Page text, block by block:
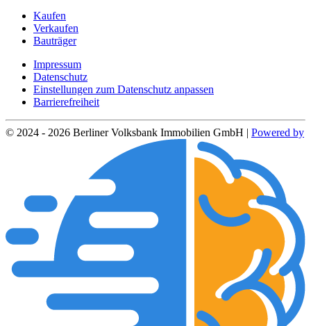
Kaufen
Verkaufen
Bauträger
Impressum
Datenschutz
Einstellungen zum Datenschutz anpassen
Barrierefreiheit
© 2024 - 2026 Berliner Volksbank Immobilien GmbH | Powered by